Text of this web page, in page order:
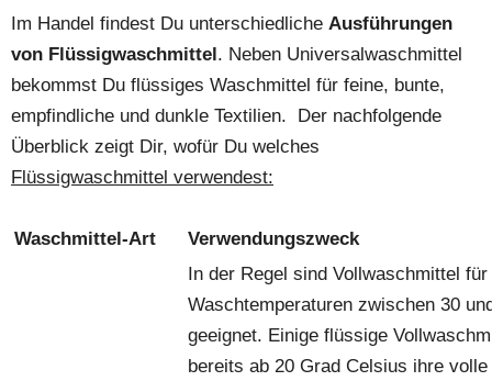
Im Handel findest Du unterschiedliche Ausführungen
von Flüssigwaschmittel. Neben Universalwaschmittel
bekommst Du flüssiges Waschmittel für feine, bunte,
empfindliche und dunkle Textilien. Der nachfolgende
Überblick zeigt Dir, wofür Du welches
Flüssigwaschmittel verwendest:
Waschmittel-Art Verwendungszweck
In der Regel sind Vollwaschmittel für
Waschtemperaturen zwischen 30
geeignet. Einige flüssige
bereits ab 20 Grad Celsius ihre